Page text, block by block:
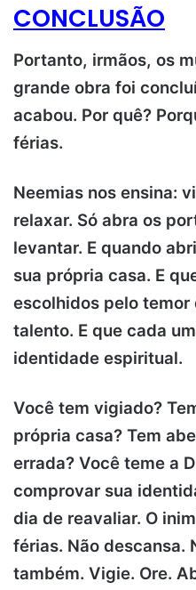
CONCLUSÃO
Portanto, irmãos, os
grande obra foi
acabou. Por quê?
férias.
Neemias nos ensina:
relaxar. Só abra os
levantar. E quando
sua própria casa. E
escolhidos pelo temor
talento. E que cada
identidade espiritual.
Você tem vigiado?
própria casa? Tem
errada? Você teme a
comprovar sua
dia de reavaliar. O
férias. Não descansa.
também. Vigie. Ore.